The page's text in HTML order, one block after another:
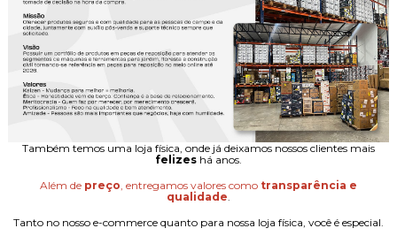
Também temos uma loja física, onde já deixamos nossos clientes mais
felizeshá anos.
Além de preço, entregamos valores como transparência e
qualidade.
Tanto no nosso e-commerce quanto para nossa loja física, você é especial.